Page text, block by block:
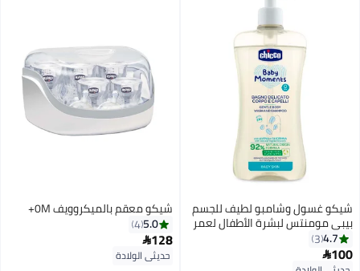
منعم الأقمشة كيرزا الرقيق من
شيكو بسعة 750 مل توفر لك ما
يصل إلى 30 غسلة قياسية وذلك
بفضل التركيبة المركزة.
شيكو غسول وشامبو لطيف للجسم
بيبي مومنتس لبشرة الأطفال لعمر
منذ الولادة فما فوق سعة 500 مل
4.7
3
100
شيكو معقم بالميكروويف 0M+
5.0
4
128
حديثي الولادة